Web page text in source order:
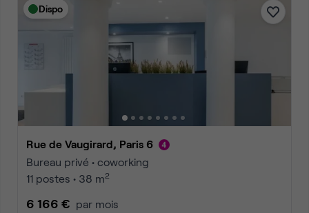
Dispo
Rue de Vaugirard, Paris 6
Bureau privé • coworking
11 postes • 38 m2
6 166 € par mois